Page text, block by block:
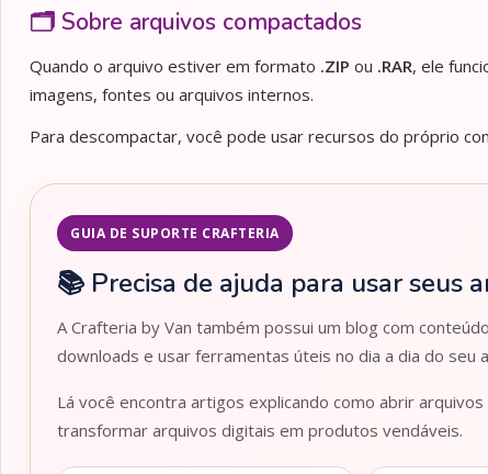
🗂️ Sobre arquivos compactados
Quando o arquivo estiver em formato .ZIP ou .RAR, ele
imagens, fontes ou arquivos internos.
Para descompactar, você pode usar recursos do próprio
GUIA DE SUPORTE CRAFTERIA
📚 Precisa de ajuda para usar seus
A Crafteria by Van também possui um blog com
downloads e usar ferramentas úteis no dia a dia do seu
Lá você encontra artigos explicando como abrir arquivos
transformar arquivos digitais em produtos vendáveis.